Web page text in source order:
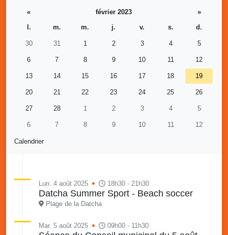
Calendrier
« février 2023
»
l.
m. m. j. v. s. d.
30 31 1 2 3 4 5
6 7 8 9 10 11 12
13 14 15 16 17 18 19
20 21 22 23 24 25 26
27 28 1 2 3 4 5
6 7 8 9 10 11 12
Lun. 4 août 2025 18h30 - 21h30
Datcha Summer Sport - Beach soccer
Plage de la Datcha
Mar. 5 août 2025 09h00 - 11h30